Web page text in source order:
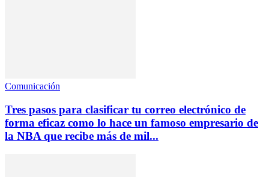
Comunicación
Tres pasos para clasificar tu correo electrónico de
forma eficaz como lo hace un famoso empresario de
la NBA que recibe más de mil...